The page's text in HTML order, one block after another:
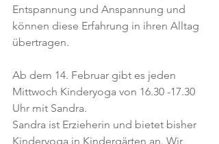
Entspannung und Anspannung und
können diese Erfahrung in ihren Alltag
übertragen.
Ab dem 14. Februar gibt es jeden
Mittwoch Kinderyoga von 16.30 -17.30
Uhr mit Sandra.
Sandra ist Erzieherin und bietet bisher
Kinderyoga in Kindergärten an. Wir